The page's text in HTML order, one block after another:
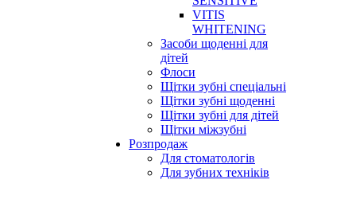
VITIS
WHITENING
Засоби щоденні для
дітей
Флоси
Щітки зубні спеціальні
Щітки зубні щоденні
Щітки зубні для дітей
Щітки міжзубні
Розпродаж
Для стоматологів
Для зубних техніків